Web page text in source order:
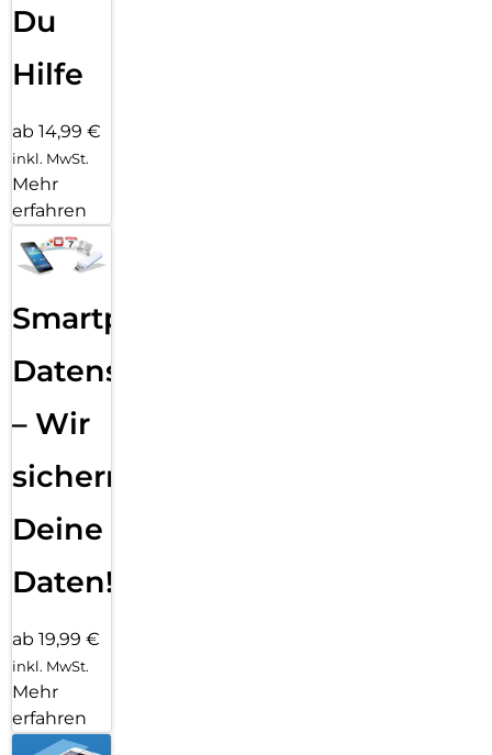
Du
Hilfe
ab 14,99 €
inkl. MwSt.
Mehr
erfahren
Smartphone
Datensicherung
– Wir
sichern
Deine
Daten!
ab 19,99 €
inkl. MwSt.
Mehr
erfahren